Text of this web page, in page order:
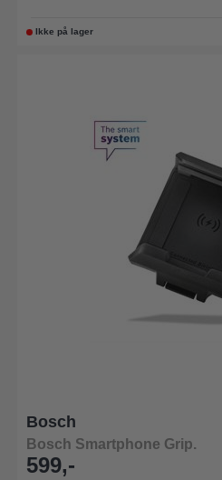
Ikke på lager
Bosch
Bosch Smartphone Grip.
599,-